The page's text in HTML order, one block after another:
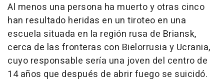
Al menos una persona ha muerto y otras cinco
han resultado heridas en un tiroteo en una
escuela situada en la región rusa de Briansk,
cerca de las fronteras con Bielorrusia y Ucrania,
cuyo responsable sería una joven del centro de
14 años que después de abrir fuego se suicidó.